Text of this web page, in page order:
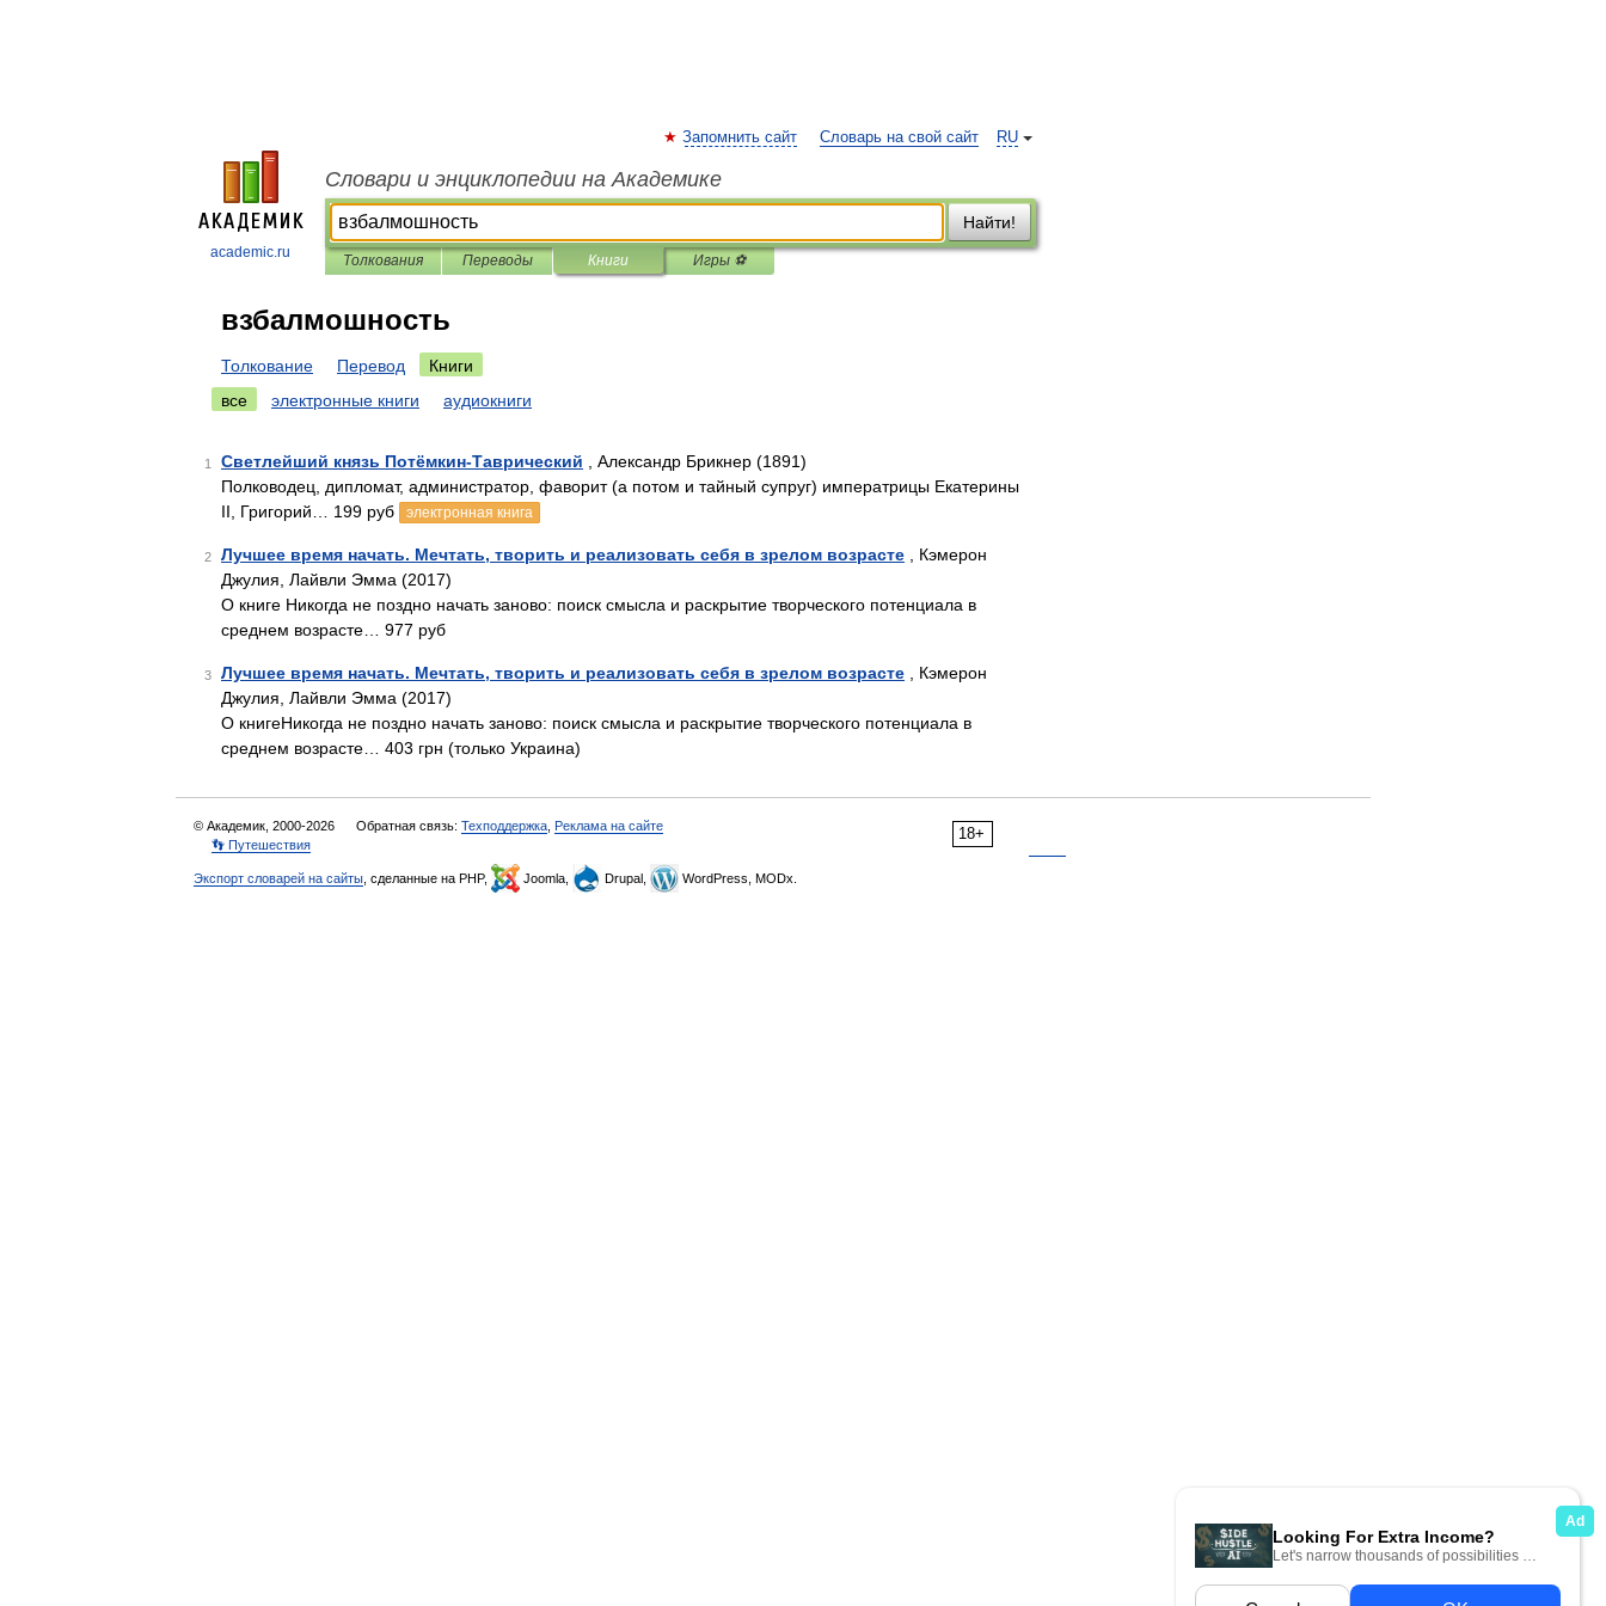
academic.ru
RU
Запомнить сайт Словарь на свой сайт
Словари и энциклопедии на Академике
Найти!
Толкования Переводы Книги Игры ⚽
взбалмошность
Толкование Перевод
Книги
все
электронные книги аудиокниги
1 Светлейший князь Потёмкин-Таврический , Александр Брикнер (1891)
Полководец, дипломат, администратор, фаворит (а потом и тайный супруг) императрицы Екатерины
II, Григорий… 199 руб
электронная книга
2 Лучшее время начать. Мечтать, творить и реализовать себя в зрелом возрасте , Кэмерон
Джулия, Лайвли Эмма (2017)
О книге Никогда не поздно начать заново: поиск смысла и раскрытие творческого потенциала в
среднем возрасте… 977 руб
3 Лучшее время начать. Мечтать, творить и реализовать себя в зрелом возрасте , Кэмерон
Джулия, Лайвли Эмма (2017)
О книгеНикогда не поздно начать заново: поиск смысла и раскрытие творческого потенциала в
среднем возрасте… 403 грн (только Украина)
18+
© Академик, 2000-2026 Обратная связь: Техподдержка Реклама на сайте
👣 Путешествия
Экспорт словарей на сайты , сделанные на PHP, Joomla, Drupal, WordPress, MODx.